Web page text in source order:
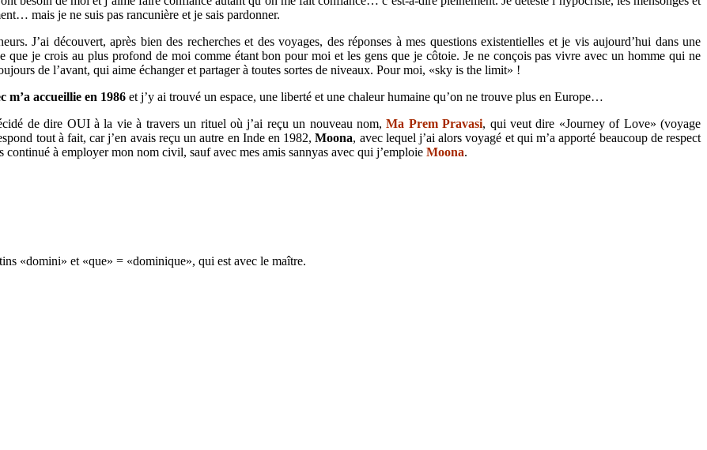
mais je ne suis pas rancunière et je sais pardonner.
J’ai découvert, après bien des recherches et des voyages, des réponses à mes questions existentielles et je vis aujourd’hui dans une
je crois au plus profond de moi comme étant bon pour moi et les gens que je côtoie. Je ne conçois pas vivre avec un homme qui ne
de l’avant, qui aime échanger et partager à toutes sortes de niveaux. Pour moi, «sky is the limit» !
m’a accueillie en 1986 et j’y ai trouvé un espace, une liberté et une chaleur humaine qu’on ne trouve plus en Europe…
de dire OUI à la vie à travers un rituel où j’ai reçu un nouveau nom,Ma Prem Pravasi, qui veut dire «Journey of Love» (voyage
tout à fait, car j’en avais reçu un autre en Inde en 1982,Moona, avec lequel j’ai alors voyagé et qui m’a apporté beaucoup de respect
à employer mon nom civil, sauf avec mes amis sannyas avec qui j’emploie Moona.
«domini» et «que» = «dominique», qui est avec le maître.